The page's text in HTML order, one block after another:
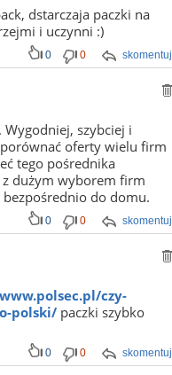
dstarczaja paczki na
i uczynni :)
skomentuj
0 0
szybciej i
oferty wielu firm
tego pośrednika
dużym wyborem firm
do domu.
skomentuj
0 0
czy-
polski/ paczki szybko
skomentuj
0 0